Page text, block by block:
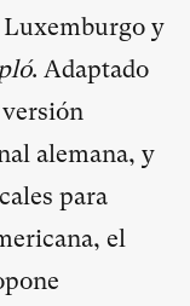
Luxemburgo y
. Adaptado
alemana, y
para
el